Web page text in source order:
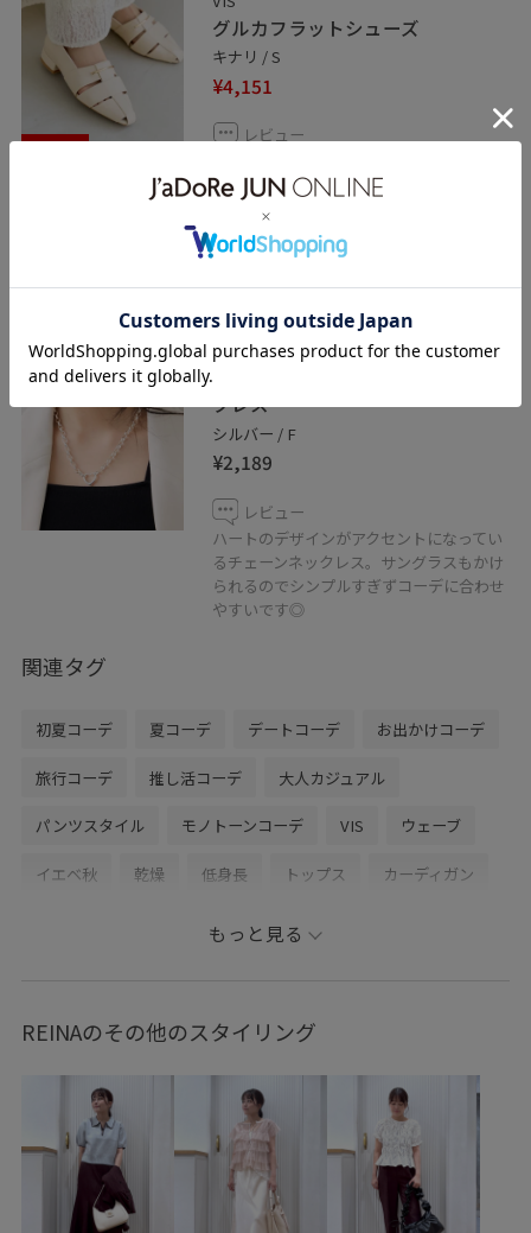
40%OFF
グルカフラットシューズ
キナリ / S
¥4,151
レビュー
Sサイズを着用しましたがちょうどよく、
程よい肌見せで抜け感が出ます！
ヒールが2.5cmと高すぎず低すぎずなので
歩きやすいです！
VIS
クレス
シルバー / F
¥2,189
レビュー
ハートのデザインがアクセントになってい
るチェーンネックレス。サングラスもかけ
られるのでシンプルすぎずコーデに合わせ
やすいです◎
関連タグ
初夏コーデ 夏コーデ デートコーデ お出かけコーデ
旅行コーデ 推し活コーデ 大人カジュアル
パンツスタイル モノトーンコーデ VIS ウェーブ
イエベ秋 乾燥 低身長 トップス カーディガン
トートバッグ
BVA16010 BVK36090
2BUY10%OFF対象商品 ICEBEAUTY Tシャツ
UVケア VIS_2026SS_POLO2 vis_26ss_summergoods
vis_26ss_summertops vis_br31 vis_junetops
もっと見る
REINAのその他のスタイリング